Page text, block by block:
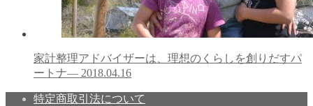
家計整理アドバイザーは、理想のくらしを創りだすパ
ートナ― 2018.04.16
特定商取引法について